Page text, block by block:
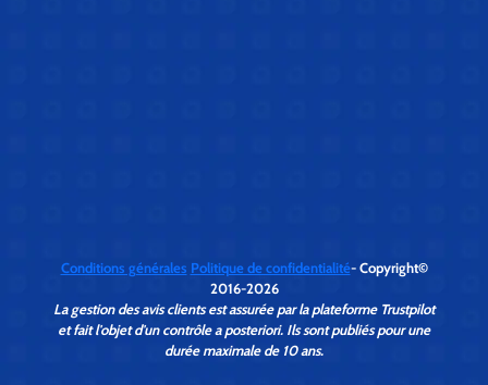
Conditions générales Politique de confidentialité- Copyright©
2016-2026
La gestion des avis clients est assurée par la plateforme Trustpilot
et fait l'objet d'un contrôle a posteriori. Ils sont publiés pour une
durée maximale de 10 ans.